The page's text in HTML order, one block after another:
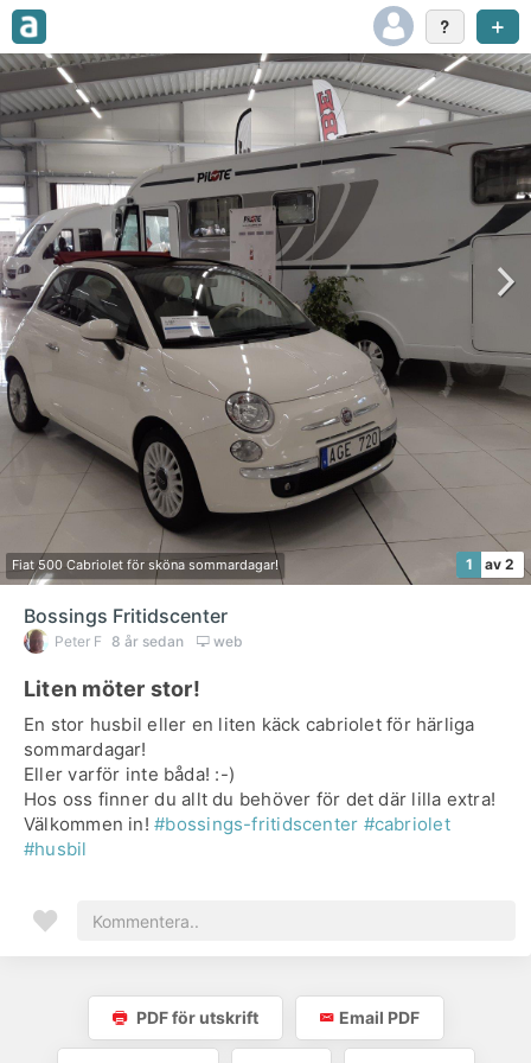
Fiat 500 Cabriolet för sköna sommardagar! 1 av 2
Bossings Fritidscenter
Peter F 8 år sedan web
Liten möter stor!
En stor husbil eller en liten käck cabriolet för härliga
sommardagar!
Eller varför inte båda! :-)
Hos oss finner du allt du behöver för det där lilla extra!
Välkommen in!#bossings-fritidscenter #cabriolet
#husbil
PDF för utskrift Email PDF